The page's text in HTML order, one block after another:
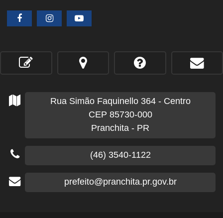
Rua Simão Faquinello 364 - Centro
CEP 85730-000
Pranchita - PR
(46) 3540-1122
prefeito@pranchita.pr.gov.br